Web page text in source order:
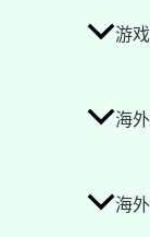
游
海
海